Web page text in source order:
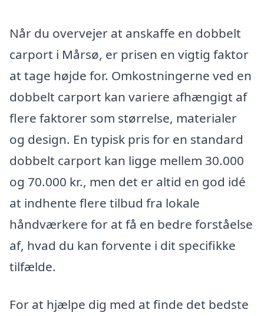
Når du overvejer at anskaffe en dobbelt
carport i Mårsø, er prisen en vigtig faktor
at tage højde for. Omkostningerne ved en
dobbelt carport kan variere afhængigt af
flere faktorer som størrelse, materialer
og design. En typisk pris for en standard
dobbelt carport kan ligge mellem 30.000
og 70.000 kr., men det er altid en god idé
at indhente flere tilbud fra lokale
håndværkere for at få en bedre forståelse
af, hvad du kan forvente i dit specifikke
tilfælde.
For at hjælpe dig med at finde det bedste